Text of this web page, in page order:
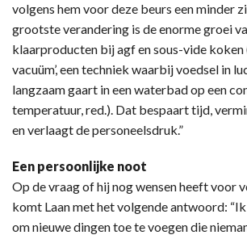
volgens hem voor deze beurs een minder
grootste verandering is de enorme groei
klaarproducten bij agf en sous-vide koken
vacuüm’, een techniek waarbij voedsel in
langzaam gaart in een waterbad op een
temperatuur, red.). Dat bespaart tijd,
en verlaagt de personeelsdruk.”
Een persoonlijke noot
Op de vraag of hij nog wensen heeft voor
komt Laan met het volgende antwoord:
om nieuwe dingen toe te voegen die